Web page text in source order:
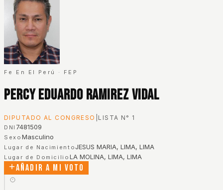
Fe En El Perú · FEP
Percy Eduardo Ramirez Vidal
DIPUTADO AL CONGRESO LISTA N° 1
DNI 7481509
Sexo Masculino
Lugar de NacimientoJESUS MARIA, LIMA, LIMA
Lugar de Domicilio LA MOLINA, LIMA, LIMA
Añadir a mi voto